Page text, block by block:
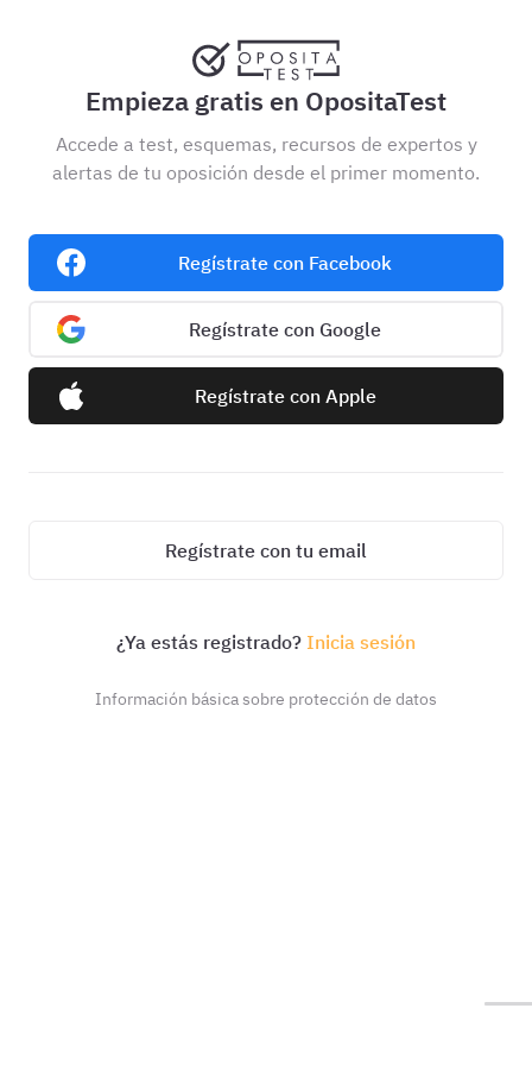
Empieza gratis en OpositaTest
Accede a test, esquemas, recursos de expertos y
alertas de tu oposición desde el primer momento.
Regístrate con Facebook
Regístrate con Google
Regístrate con Apple
Regístrate con tu email
¿Ya estás registrado? Inicia sesión
Información básica sobre protección de datos